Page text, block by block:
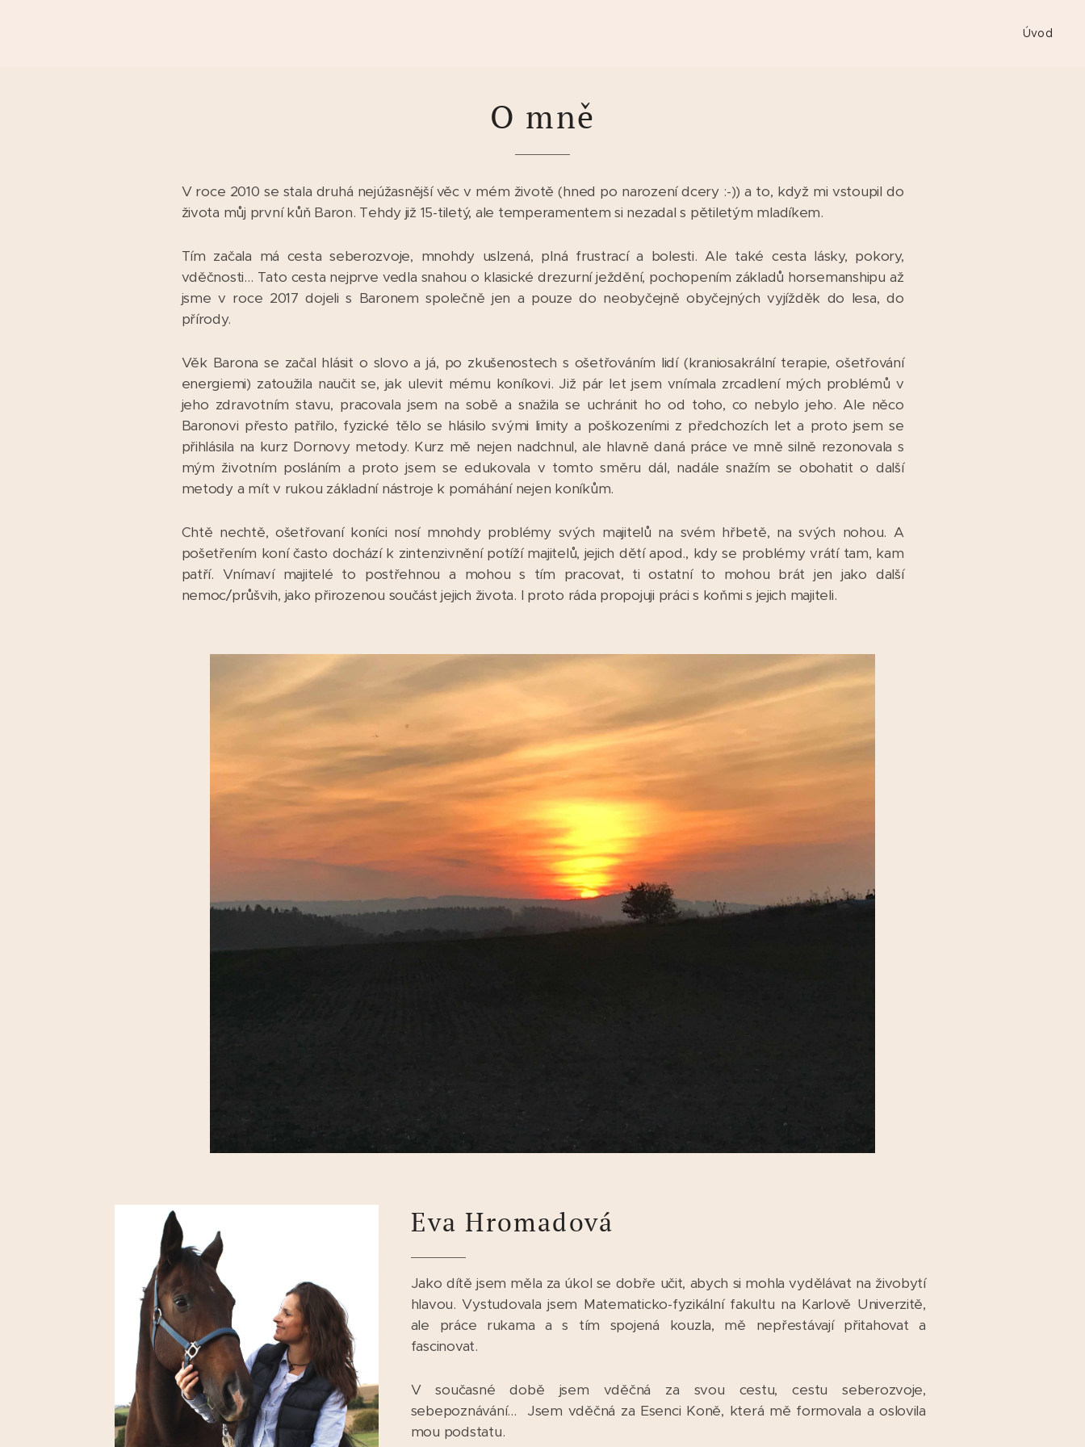
Úvod
O mně
V roce 2010 se stala druhá nejúžasnější věc v mém životě (hned po narození dcery :-)) a to, když mi vstoupil do
života můj první kůň Baron. Tehdy již 15-tiletý, ale temperamentem si nezadal s pětiletým mladíkem.
Tím začala má cesta seberozvoje, mnohdy uslzená, plná frustrací a bolesti. Ale také cesta lásky, pokory,
vděčnosti... Tato cesta nejprve vedla snahou o klasické drezurní ježdění, pochopením základů horsemanshipu až
jsme v roce 2017 dojeli s Baronem společně jen a pouze do neobyčejně obyčejných vyjížděk do lesa, do
přírody.
Věk Barona se začal hlásit o slovo a já, po zkušenostech s ošetřováním lidí (kraniosakrální terapie, ošetřování
energiemi) zatoužila naučit se, jak ulevit mému koníkovi. Již pár let jsem vnímala zrcadlení mých problémů v
jeho zdravotním stavu, pracovala jsem na sobě a snažila se uchránit ho od toho, co nebylo jeho. Ale něco
Baronovi přesto patřilo, fyzické tělo se hlásilo svými limity a poškozeními z předchozích let a proto jsem se
přihlásila na kurz Dornovy metody. Kurz mě nejen nadchnul, ale hlavně daná práce ve mně silně rezonovala s
mým životním posláním a proto jsem se edukovala v tomto směru dál, nadále snažím se obohatit o další
metody a mít v rukou základní nástroje k pomáhání nejen koníkům.
Chtě nechtě, ošetřovaní koníci nosí mnohdy problémy svých majitelů na svém hřbetě, na svých nohou. A
pošetřením koní často dochází k zintenzivnění potíží majitelů, jejich dětí apod., kdy se problémy vrátí tam, kam
patří. Vnímaví majitelé to postřehnou a mohou s tím pracovat, ti ostatní to mohou brát jen jako další
nemoc/průšvih, jako přirozenou součást jejich života. I proto ráda propojuji práci s koňmi s jejich majiteli.
Eva Hromadová
Jako dítě jsem měla za úkol se dobře učit, abych si mohla vydělávat na živobytí
hlavou. Vystudovala jsem Matematicko-fyzikální fakultu na Karlově Univerzitě,
ale práce rukama a s tím spojená kouzla, mě nepřestávají přitahovat a
fascinovat.
V současné době jsem vděčná za svou cestu, cestu seberozvoje,
sebepoznávání... Jsem vděčná za Esenci Koně, která mě formovala a oslovila
mou podstatu.